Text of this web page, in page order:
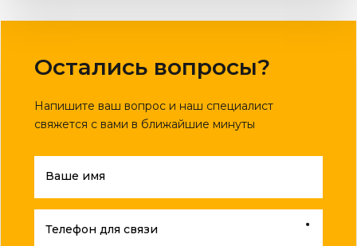
Остались вопросы?
Напишите ваш вопрос и наш специалист
свяжется с вами в ближайшие минуты
Ваше имя
Телефон для связи